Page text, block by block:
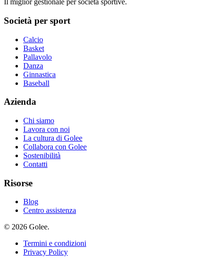
Il miglior gestionale per società sportive.
Società per sport
Calcio
Basket
Pallavolo
Danza
Ginnastica
Baseball
Azienda
Chi siamo
Lavora con noi
La cultura di Golee
Collabora con Golee
Sostenibilità
Contatti
Risorse
Blog
Centro assistenza
© 2026 Golee.
Termini e condizioni
Privacy Policy